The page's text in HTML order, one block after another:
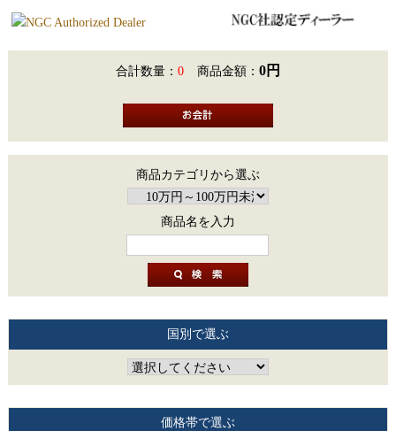
合計数量： 0 商品金額： 0円
商品カテゴリから選ぶ
商品名を入力
国別で選ぶ
価格帯で選ぶ